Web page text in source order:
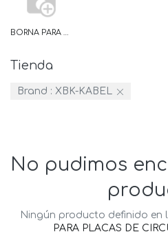
BORNA PARA PLACAS
Tienda
Brand : XBK-KABEL
No pudimos
Ningún producto definido en
PARA PLACAS DE